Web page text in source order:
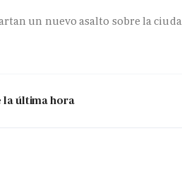
un nuevo asalto sobre la
la última hora